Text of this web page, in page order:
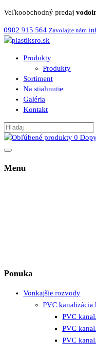
Veľkoobchodný predaj
0902 915 564 Zavolajte nám
Produkty
Produkty
Sortiment
Na stiahnutie
Galéria
Kontakt
0
Menu
Ponuka
Vonkajšie rozvody
PVC kanalizácia
PVC
PVC
PVC